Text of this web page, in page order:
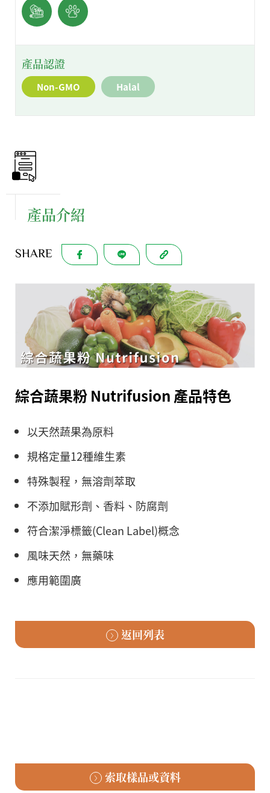
產品認證
Non-GMO Halal
產品介紹
SHARE
綜合蔬果粉 Nutrifusion 產品特色
以天然蔬果為原料
規格定量12種維生素
特殊製程，無溶劑萃取
不添加賦形劑、香料、防腐劑
符合潔淨標籤(Clean Label)概念
風味天然，無藥味
應用範圍廣
返回列表
索取樣品或資料